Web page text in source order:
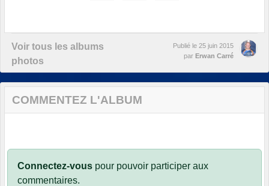
Voir tous les albums
photos
Publié le 25 juin 2015
par Erwan Carré
COMMENTEZ L'ALBUM
Connectez-vous pour pouvoir participer aux
commentaires.